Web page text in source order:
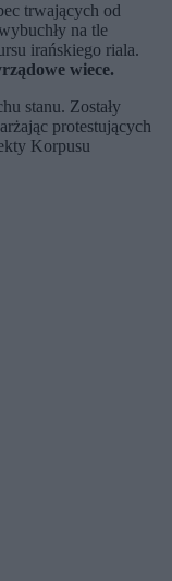
trwających od
na tle
irańskiego riala.
wiece.
stanu. Zostały
protestujących
Korpusu